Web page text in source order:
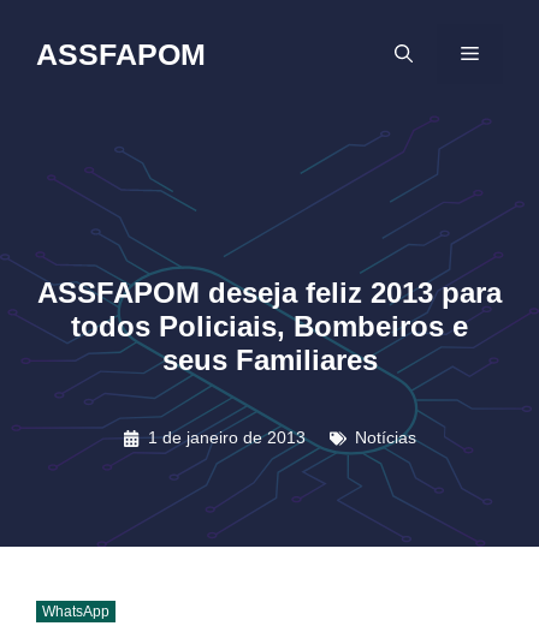
ASSFAPOM MENU
ASSFAPOM deseja feliz 2013 para
todos Policiais, Bombeiros e
seus Familiares
1 de janeiro de 2013 Notícias
WhatsApp